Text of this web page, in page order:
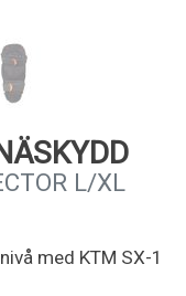
L/XL
med KTM SX-1